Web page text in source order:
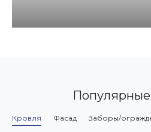
Популярные
Кровля Фасад Заборы/